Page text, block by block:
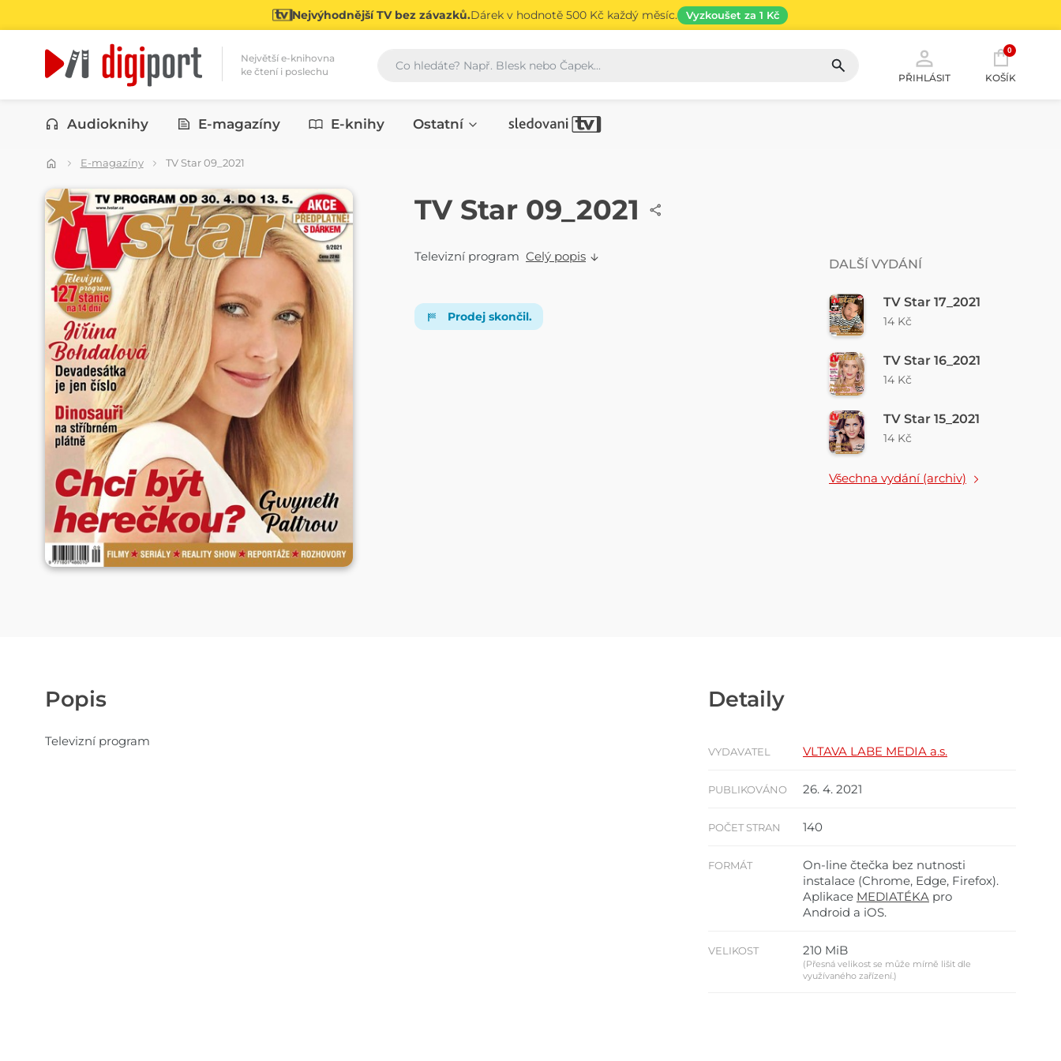
Nejvýhodnější TV bez závazků.Dárek v hodnotě 500 Kč každý měsíc. Vyzkoušet za 1 Kč
Největší e-knihovna
ke čtení i poslechu
Vyhledávání
PŘIHLÁSIT
0
KOŠÍK
Kategorie
Audioknihy E-magazíny E-knihy Ostatní
E-magazíny TV Star 09_2021
ČASOPIS
TV Star 09_2021
Televizní program Celý popis
Prodej skončil.
DALŠÍ VYDÁNÍ
TV Star 17_2021
14 Kč
TV Star 16_2021
14 Kč
TV Star 15_2021
14 Kč
Všechna vydání (archiv)
Popis
Televizní program
Detaily
VYDAVATEL VLTAVA LABE MEDIA a.s.
PUBLIKOVÁNO 26. 4. 2021
POČET STRAN 140
FORMÁT
On-line čtečka bez nutnosti
instalace (Chrome, Edge, Firefox).
Aplikace MEDIATÉKA pro
Android a iOS.
VELIKOST 210 MiB
(Přesná velikost se může mírně lišit dle
využívaného zařízení.)